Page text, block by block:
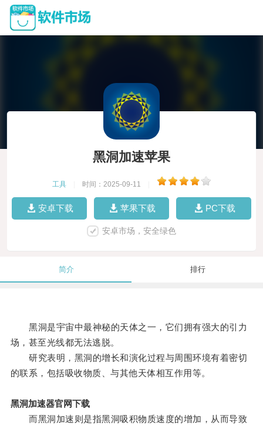
黑洞加速苹果
工具 时间：2025-09-11
安卓下载 苹果下载 PC下载
安卓市场，安全绿色
简介 排行
黑洞是宇宙中最神秘的天体之一，它们拥有强大的引力
场，甚至光线都无法逃脱。
研究表明，黑洞的增长和演化过程与周围环境有着密切
的联系，包括吸收物质、与其他天体相互作用等。
黑洞加速器官网下载
而黑洞加速则是指黑洞吸积物质速度的增加，从而导致